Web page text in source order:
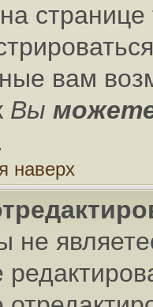
на
вам
Вы
наверх
не